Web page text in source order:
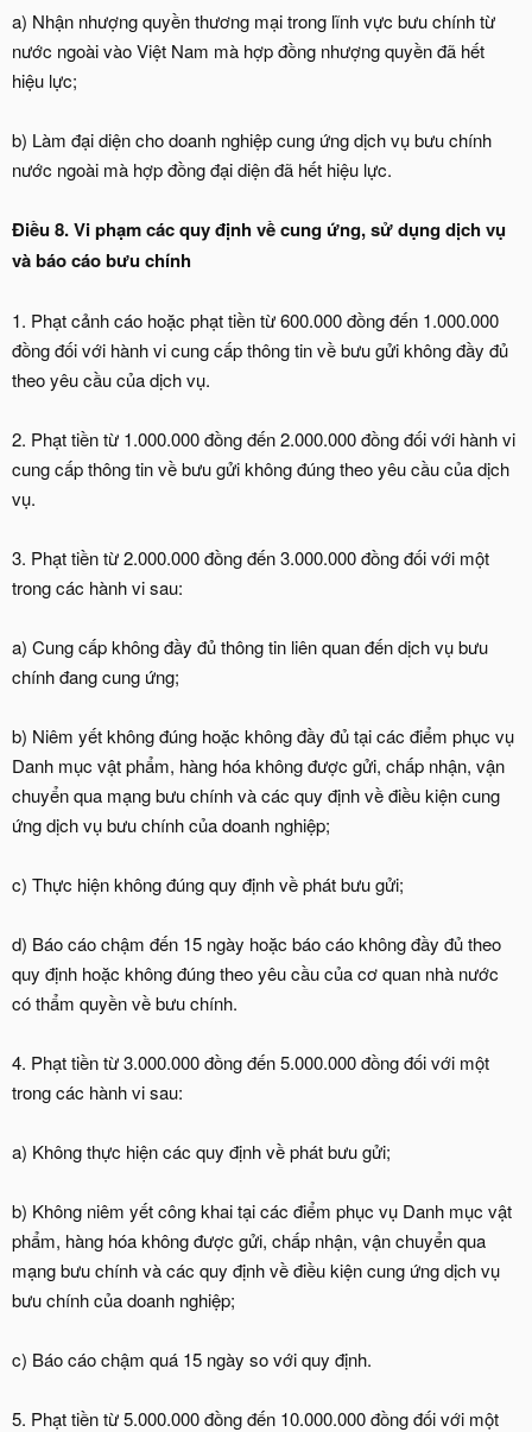
a) Nhận nhượng quyền thương mại trong lĩnh vực bưu chính từ
nước ngoài vào Việt Nam mà hợp đồng nhượng quyền đã hết
hiệu lực;
b) Làm đại diện cho doanh nghiệp cung ứng dịch vụ bưu chính
nước ngoài mà hợp đồng đại diện đã hết hiệu lực.
Điều 8. Vi phạm các quy định về cung ứng, sử dụng dịch vụ
và báo cáo bưu chính
1. Phạt cảnh cáo hoặc phạt tiền từ 600.000 đồng đến 1.000.000
đồng đối với hành vi cung cấp thông tin về bưu gửi không đầy đủ
theo yêu cầu của dịch vụ.
2. Phạt tiền từ 1.000.000 đồng đến 2.000.000 đồng đối với hành vi
cung cấp thông tin về bưu gửi không đúng theo yêu cầu của dịch
vụ.
3. Phạt tiền từ 2.000.000 đồng đến 3.000.000 đồng đối với một
trong các hành vi sau:
a) Cung cấp không đầy đủ thông tin liên quan đến dịch vụ bưu
chính đang cung ứng;
b) Niêm yết không đúng hoặc không đầy đủ tại các điểm phục vụ
Danh mục vật phẩm, hàng hóa không được gửi, chấp nhận, vận
chuyển qua mạng bưu chính và các quy định về điều kiện cung
ứng dịch vụ bưu chính của doanh nghiệp;
c) Thực hiện không đúng quy định về phát bưu gửi;
d) Báo cáo chậm đến 15 ngày hoặc báo cáo không đầy đủ theo
quy định hoặc không đúng theo yêu cầu của cơ quan nhà nước
có thẩm quyền về bưu chính.
4. Phạt tiền từ 3.000.000 đồng đến 5.000.000 đồng đối với một
trong các hành vi sau:
a) Không thực hiện các quy định về phát bưu gửi;
b) Không niêm yết công khai tại các điểm phục vụ Danh mục vật
phẩm, hàng hóa không được gửi, chấp nhận, vận chuyển qua
mạng bưu chính và các quy định về điều kiện cung ứng dịch vụ
bưu chính của doanh nghiệp;
c) Báo cáo chậm quá 15 ngày so với quy định.
5. Phạt tiền từ 5.000.000 đồng đến 10.000.000 đồng đối với một